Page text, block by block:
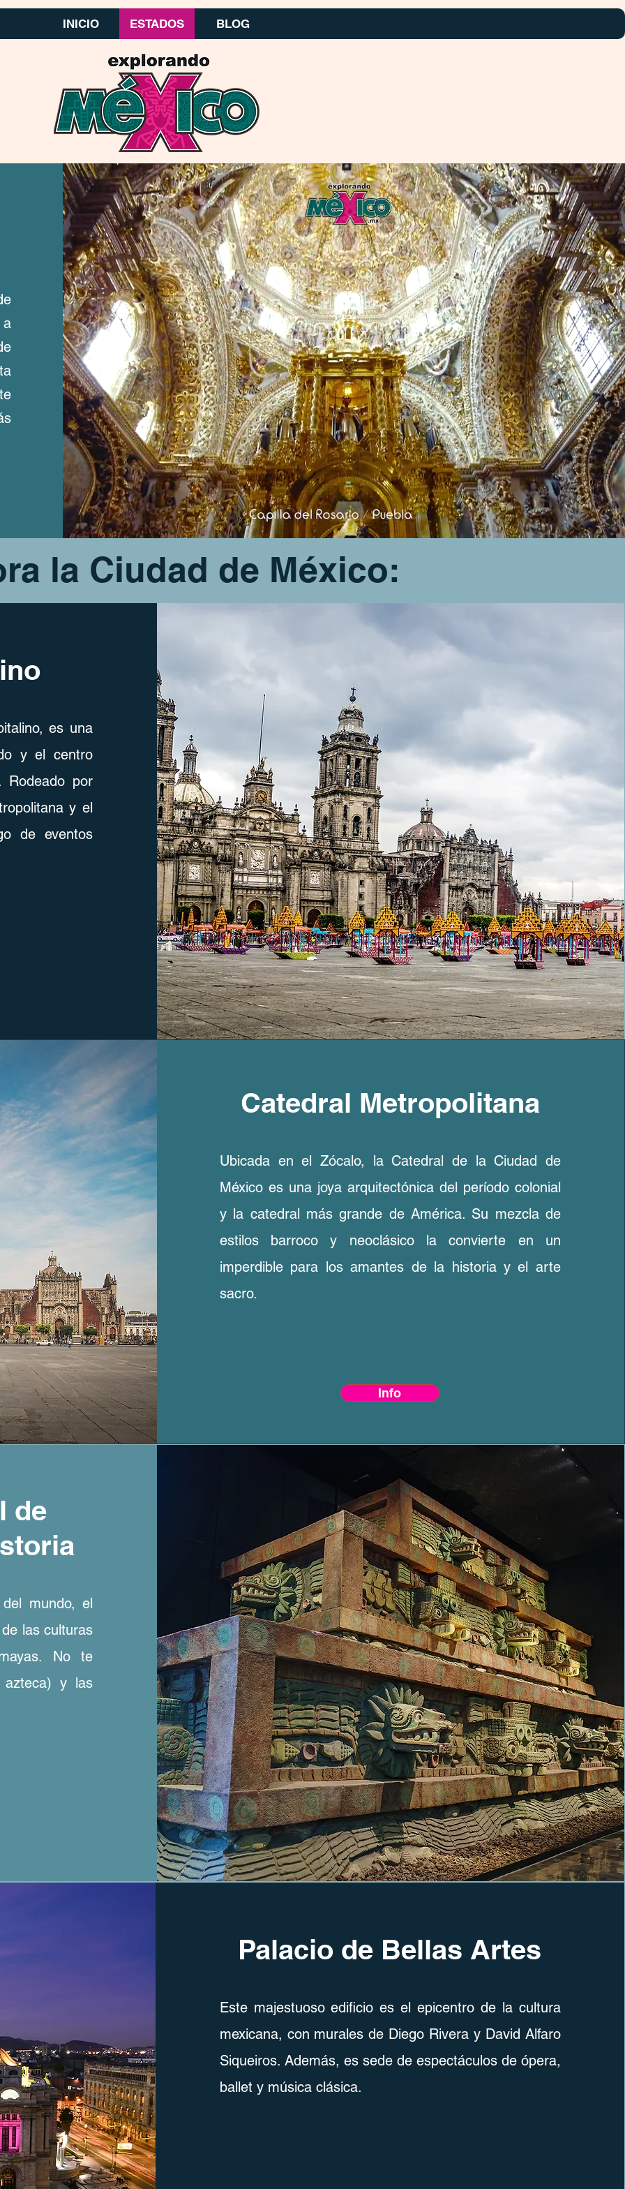
INICIO ESTADOS BLOG
a
la Ciudad de México:
es una
y el centro
Rodeado por
y el
de eventos
Catedral Metropolitana
Ubicada en el Zócalo, la Catedral de la Ciudad de
México es una joya arquitectónica del período colonial
y la catedral más grande de América. Su mezcla de
estilos barroco y neoclásico la convierte en un
imperdible para los amantes de la historia y el arte
sacro.
Info
de
mundo, el
las culturas
No te
azteca) y las
Palacio de Bellas Artes
Este majestuoso edificio es el epicentro de la cultura
mexicana, con murales de Diego Rivera y David Alfaro
Siqueiros. Además, es sede de espectáculos de ópera,
ballet y música clásica.